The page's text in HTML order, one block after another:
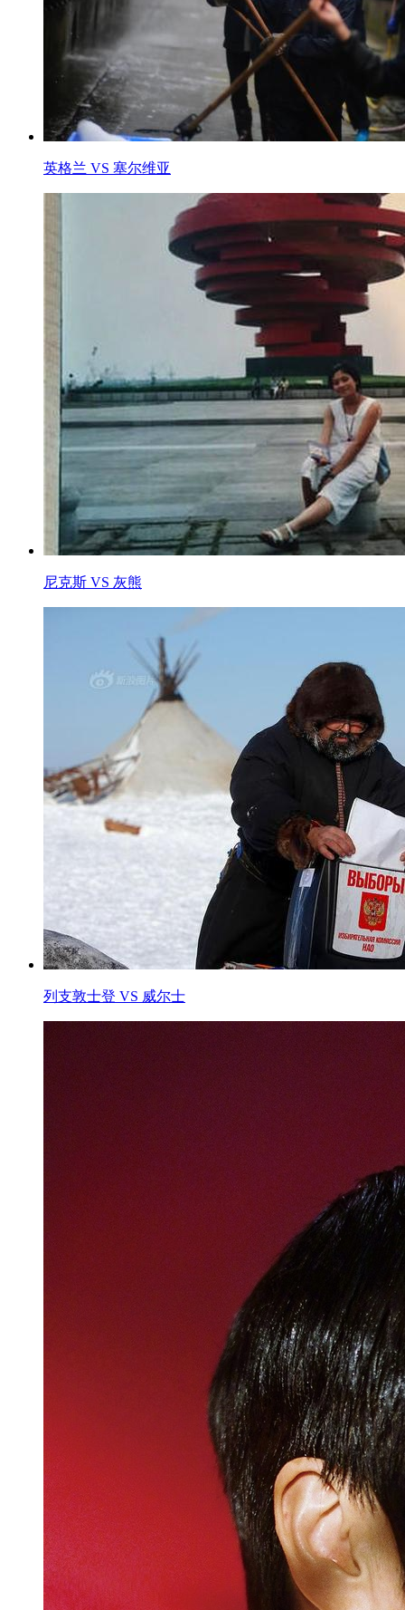
英格兰 VS 塞尔维亚
尼克斯 VS 灰熊
列支敦士登 VS 威尔士